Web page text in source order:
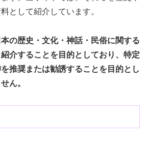
として紹介しています。
本の歴史・文化・神話・民俗に関する
介することを目的としており、特定
推奨または勧誘することを目的とし
ん。